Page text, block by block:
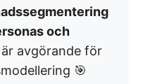
och
är avgörande för
🎯